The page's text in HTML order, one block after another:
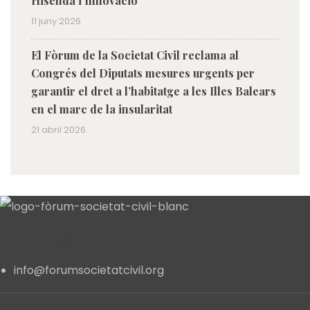
11 juny 2026
El Fòrum de la Societat Civil reclama al
Congrés del Diputats mesures urgents per
garantir el dret a l’habitatge a les Illes Balears
en el marc de la insularitat
21 abril 2026
info@forumsocietatcivil.org